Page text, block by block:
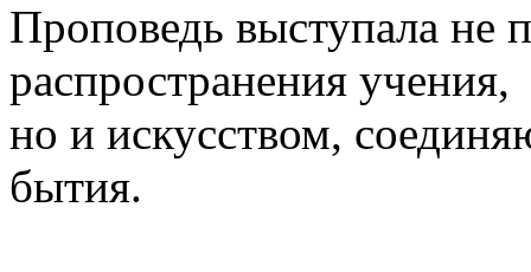
Проповедь выступала не
распространения учения,
но и искусством,
бытия.